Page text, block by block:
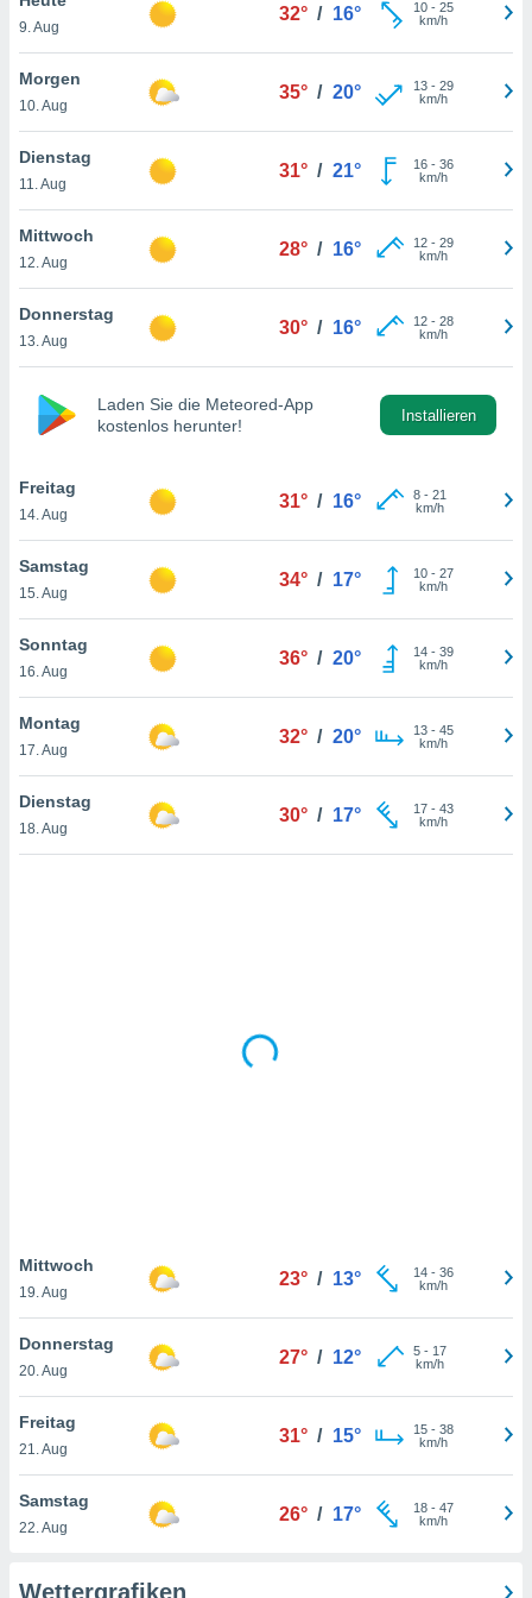
oder
Partner
es uns
das
der
Profil zu
Ihnen
finden
. Sie
jederzeit
Sie
der
weiterhin
nicht
von
und
auf
klicken.
9. Aug
32° / 16° 10- 25
km/h
Morgen
10. Aug
35° / 20° 13- 29
km/h
Dienstag
11. Aug
31° / 21° 16- 36
km/h
Mittwoch
12. Aug
28° / 16° 12- 29
km/h
Donnerstag
13. Aug
30° / 16° 12- 28
km/h
Laden Sie die Meteored-App
kostenlos herunter!
Installieren
Freitag
14. Aug
31° / 16° 8- 21
km/h
Samstag
15. Aug
34° / 17° 10- 27
km/h
Sonntag
16. Aug
36° / 20° 14- 39
km/h
Montag
17. Aug
32° / 20° 13- 45
km/h
Dienstag
18. Aug
30° / 17° 17- 43
km/h
Mittwoch
19. Aug
23° / 13° 14- 36
km/h
Donnerstag
20. Aug
27° / 12° 5- 17
km/h
Freitag
21. Aug
31° / 15° 15- 38
km/h
Samstag
22. Aug
26° / 17° 18- 47
km/h
Wettergrafiken